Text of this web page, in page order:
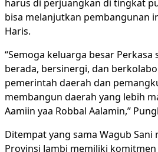
harus di perjuangkan di tingkat
bisa melanjutkan pembangunan
Haris.
“Semoga keluarga besar
berada, bersinergi, dan
pemerintah daerah dan
membangun daerah yang lebih
Aamiin yaa Robbal Aalamin,”
Ditempat yang sama Wagub
Provinsi Jambi memiliki